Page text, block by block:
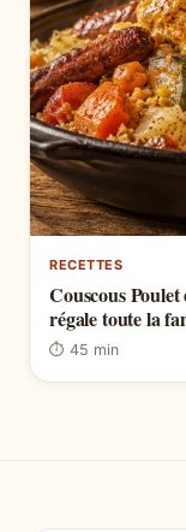
RECETTES
Couscous
régale toute la
⏱ 45 min